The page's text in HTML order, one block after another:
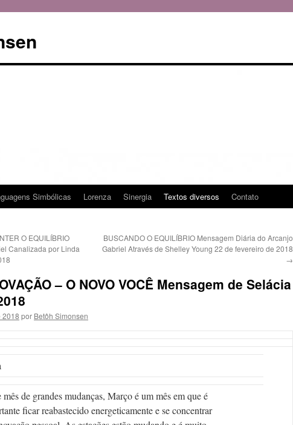
Simbólicas Lorenza Sinergia Textos diversos Contato
O EQUILÍBRIO
Canalizada por Linda
BUSCANDO O EQUILÍBRIO Mensagem Diária do Arcanjo
Gabriel Através de Shelley Young 22 de fevereiro de 2018
→
– O NOVO VOCÊ Mensagem de Selácia
2018 por Betôh Simonsen
mês de grandes mudanças, Março é um mês em que é
ficar reabastecido energeticamente e se concentrar